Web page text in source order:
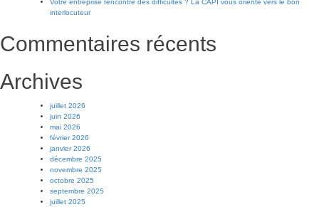
Votre entreprise rencontre des difficultés ? La CAPI vous oriente vers le bon
interlocuteur
Commentaires récents
Archives
juillet 2026
juin 2026
mai 2026
février 2026
janvier 2026
décembre 2025
novembre 2025
octobre 2025
septembre 2025
juillet 2025